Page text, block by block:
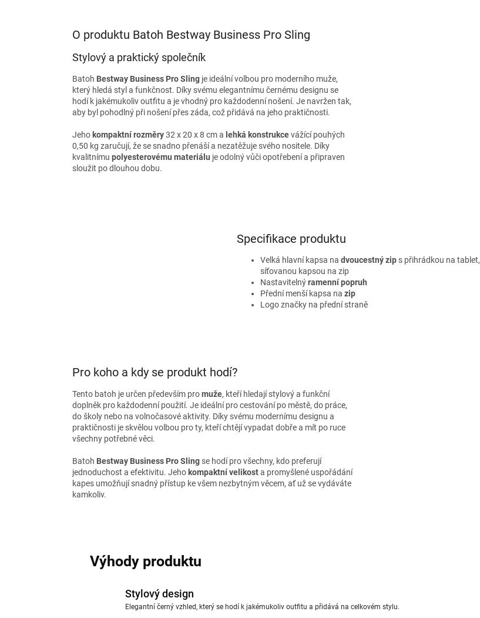
O produktu Batoh Bestway Business Pro Sling
Stylový a praktický společník
Batoh Bestway Business Pro Sling je ideální volbou pro moderního muže,
který hledá styl a funkčnost. Díky svému elegantnímu černému designu se
hodí k jakémukoliv outfitu a je vhodný pro každodenní nošení. Je navržen tak,
aby byl pohodlný při nošení přes záda, což přidává na jeho praktičnosti.
Jeho kompaktní rozměry32 x 20 x 8 cm a lehká konstrukcevážící pouhých
0,50 kg zaručují, že se snadno přenáší a nezatěžuje svého nositele. Díky
kvalitnímu polyesterovému materiálu je odolný vůči opotřebení a připraven
sloužit po dlouhou dobu.
Specifikace produktu
Velká hlavní kapsa na dvoucestný zips přihrádkou na tablet,
síťovanou kapsou na zip
Nastavitelnýramenní popruh
Přední menší kapsa na zip
Logo značky na přední straně
Pro koho a kdy se produkt hodí?
Tento batoh je určen především promuže, kteří hledají stylový a funkční
doplněk pro každodenní použití. Je ideální pro cestování po městě, do práce,
do školy nebo na volnočasové aktivity. Díky svému modernímu designu a
praktičnosti je skvělou volbou pro ty, kteří chtějí vypadat dobře a mít po ruce
všechny potřebné věci.
Batoh Bestway Business Pro Sling se hodí pro všechny, kdo preferují
jednoduchost a efektivitu. Jeho kompaktní velikosta promyšlené uspořádání
kapes umožňují snadný přístup ke všem nezbytným věcem, ať už se vydáváte
kamkoliv.
Výhody produktu
Stylový design
Elegantní černý vzhled, který se hodí k jakémukoliv outfitu a přidává na celkovém stylu.